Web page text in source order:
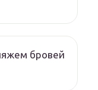
бровей